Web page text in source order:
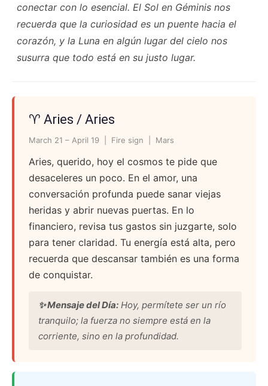
conectar con lo esencial. El Sol en Géminis nos
recuerda que la curiosidad es un puente hacia el
corazón, y la Luna en algún lugar del cielo nos
susurra que todo está en su justo lugar.
♈ Aries / Aries
March 21 – April 19 | Fire sign | Mars
Aries, querido, hoy el cosmos te pide que
desaceleres un poco. En el amor, una
conversación profunda puede sanar viejas
heridas y abrir nuevas puertas. En lo
financiero, revisa tus gastos sin juzgarte, solo
para tener claridad. Tu energía está alta, pero
recuerda que descansar también es una forma
de conquistar.
✨ Mensaje del Día: Hoy, permítete ser un río
tranquilo; la fuerza no siempre está en la
corriente, sino en la profundidad.